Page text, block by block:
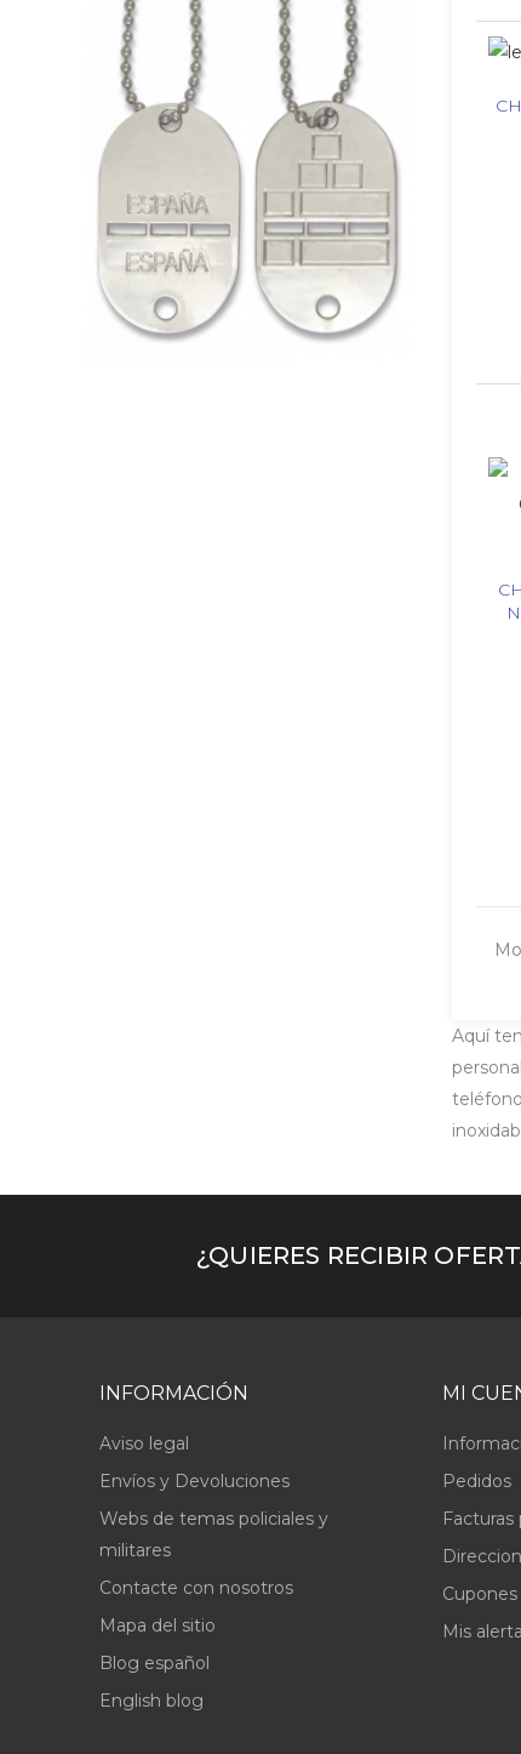
Aquí
¿QUIERES RECIBIR
INFORMACIÓN
Aviso legal
Envíos y Devoluciones
Webs de temas policiales y
militares
Contacte con nosotros
Mapa del sitio
Blog español
English blog
MI
Pedidos
Cupones
Mis